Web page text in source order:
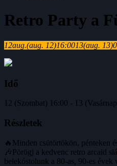
Retro Party a
12aug.(aug. 12)16:0013(aug. 13)
Idő
12 (Szombat) 16:00 - 13
Részletek
🔥Minden csütörtökön, pénteken
🎶Pörögj a kedvenc retro arcaid
belekóstolunk a 80-as, 90-es